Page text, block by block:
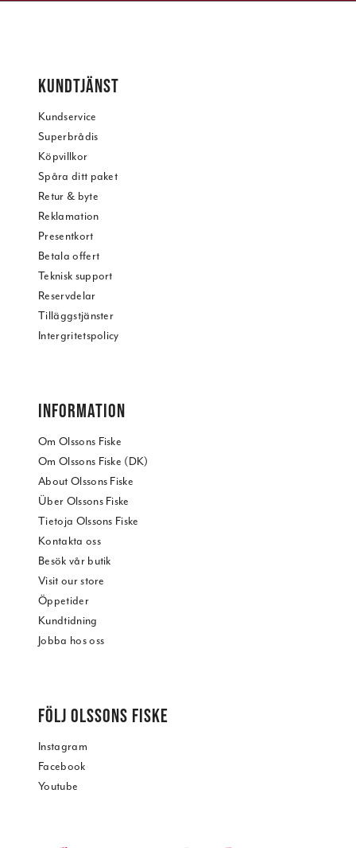
KUNDTJÄNST
Kundservice
Superbrådis
Köpvillkor
Spåra ditt paket
Retur & byte
Reklamation
Presentkort
Betala offert
Teknisk support
Reservdelar
Tilläggstjänster
Intergritetspolicy
INFORMATION
Om Olssons Fiske
Om Olssons Fiske (DK)
About Olssons Fiske
Über Olssons Fiske
Tietoja Olssons Fiske
Kontakta oss
Besök vår butik
Visit our store
Öppetider
Kundtidning
Jobba hos oss
FÖLJ OLSSONS FISKE
Instagram
Facebook
Youtube